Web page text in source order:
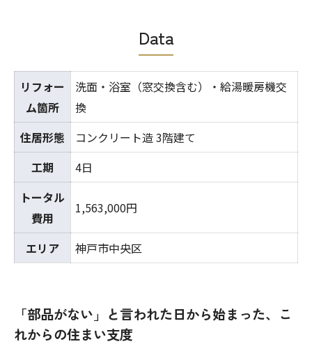
Data
リフォー
ム箇所
洗面・浴室（窓交換含む）・給湯暖房機交
換
住居形態
コンクリート造 3階建て
工期
4日
トータル
費用
1,563,000円
エリア 神戸市中央区
「部品がない」と言われた日から始まった、こ
れからの住まい支度